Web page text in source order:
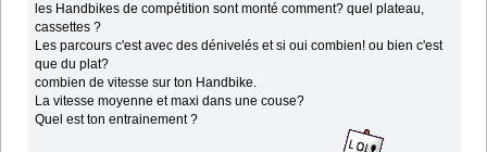
les Handbikes de compétition sont monté comment? quel plateau,
cassettes ?
Les parcours c'est avec des dénivelés et si oui combien! ou bien c'est
que du plat?
combien de vitesse sur ton Handbike.
La vitesse moyenne et maxi dans une couse?
Quel est ton entrainement ?